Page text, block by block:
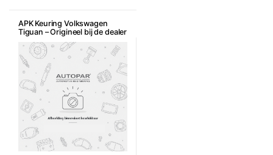
APK Keuring Volkswagen
Tiguan – Origineel bij de dealer
icm met onderhoud